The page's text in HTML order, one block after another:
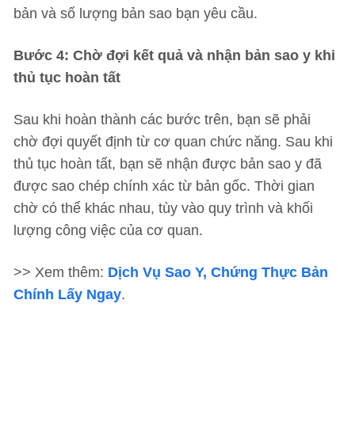
bản và số lượng bản sao bạn yêu cầu.
Bước 4: Chờ đợi kết quả và nhận bản sao y khi
thủ tục hoàn tất
Sau khi hoàn thành các bước trên, bạn sẽ phải
chờ đợi quyết định từ cơ quan chức năng. Sau khi
thủ tục hoàn tất, bạn sẽ nhận được bản sao y đã
được sao chép chính xác từ bản gốc. Thời gian
chờ có thể khác nhau, tùy vào quy trình và khối
lượng công việc của cơ quan.
>> Xem thêm: Dịch Vụ Sao Y, Chứng Thực Bản
Chính Lấy Ngay.